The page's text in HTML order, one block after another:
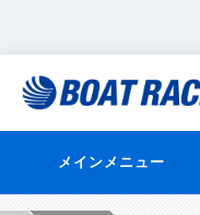
メインメニュー